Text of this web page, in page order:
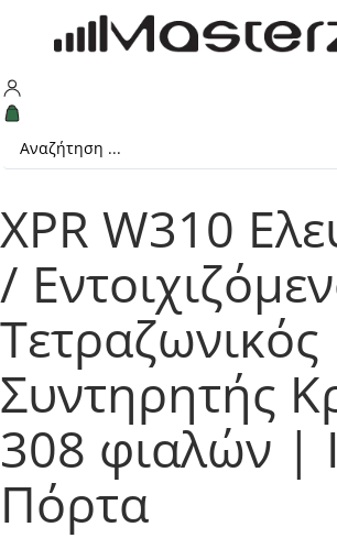
XPR W310
/
Τετραζωνικός
Συντηρητής
308 φιαλών |
Πόρτα